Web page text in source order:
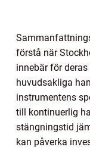
förstå när
innebär för
huvudsakliga
instrumentens
till kontinuerlig
stängningstid
kan påverka